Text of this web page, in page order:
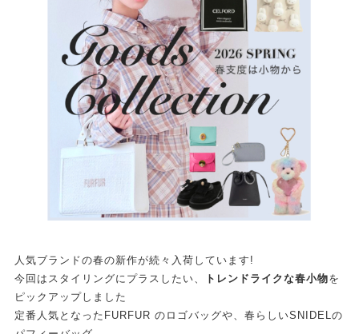
人気ブランドの春の新作が続々入荷しています!
今回はスタイリングにプラスしたい、
トレンドライクな春小物を
ピックアップしました
定番人気となったFURFUR のロゴバッグや、春らしいSNIDELの